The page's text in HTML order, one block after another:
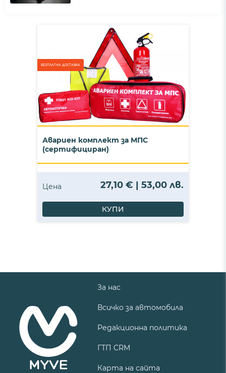
БЕЗПЛАТНА ДОСТАВКА
Авариен комплект за МПС
(сертифициран)
Цена 27,10 € | 53,00 лв.
КУПИ
За нас
Всичко за автомобила
Редакционна политика
ГТП CRM
Карта на сайта